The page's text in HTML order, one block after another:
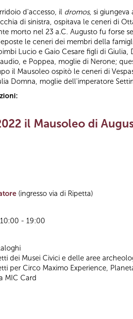
d'accesso, il dromos, si
di sinistra, ospitava le ceneri di
morto nel 23 a.C. Augusto fu forse
le ceneri dei membri della
Lucio e Gaio Cesare figli di
e Poppea, moglie di Nerone;
il Mausoleo ospitò le ceneri di
Domna, moglie dell'imperatore
il Mausoleo di
(ingresso via di Ripetta)
- 19:00
dei Musei Civici e delle aree
per Circo Maximo Experience,
MIC Card